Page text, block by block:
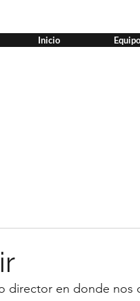
Inicio Equipo
director en donde nos